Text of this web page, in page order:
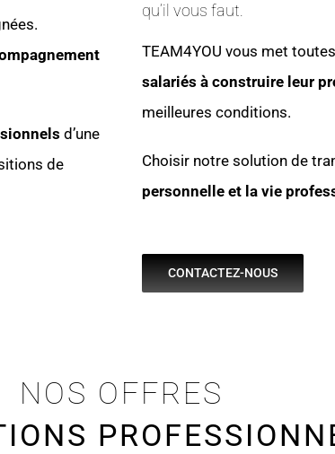
d’une
de
qu’il vous faut.
TEAM4YOU vous met
salariés à construire leur
meilleures conditions.
Choisir notre solution de
personnelle et la vie
CONTACTEZ-NOUS
NOS OFFRES